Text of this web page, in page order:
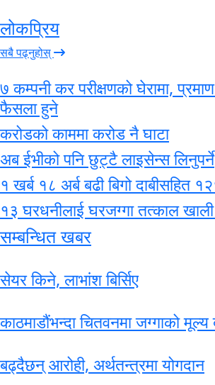
लोकप्रिय
सबै पढ्नुहोस्
७ कम्पनी कर परीक्षणको घेरामा,
फैसला हुने
करोडको काममा करोड नै घाटा
अब ईभीको पनि छुट्टै लाइसेन्स लिनुपर्ने
१ खर्ब १८ अर्ब बढी बिगो दाबीसहित
१३ घरधनीलाई घरजग्गा तत्काल खाली
सम्बन्धित खबर
सेयर किने, लाभांश बिर्सिए
काठमाडौंभन्दा चितवनमा जग्गाको मूल्य
बढ्दैछन् आरोही, अर्थतन्त्रमा योगदान